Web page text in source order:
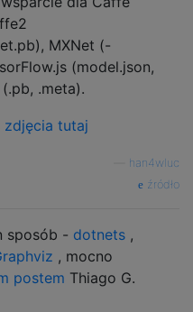
#####        4096
XXXXX
#####        4096
XXXXX
MXNet (-
(model.json,
.meta).
han4wluc
źródło
sposób - dotnets ,
, mocno
postem Thiago G.